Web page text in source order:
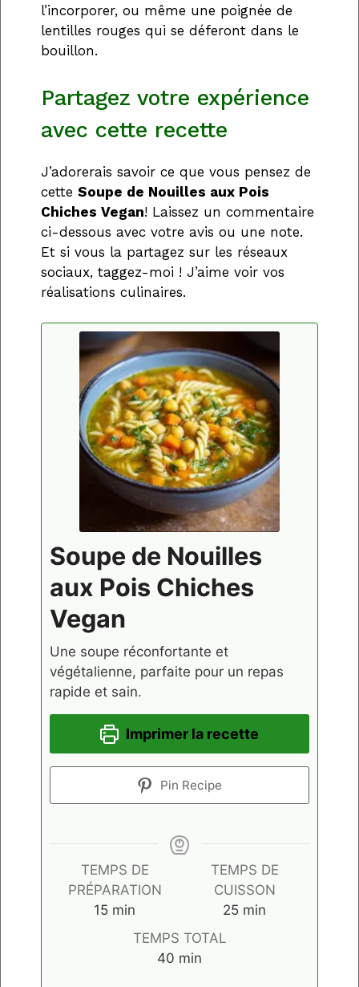
l’incorporer, ou même une poignée de
lentilles rouges qui se déferont dans le
bouillon.
Partagez votre expérience
avec cette recette
J’adorerais savoir ce que vous pensez de
cette Soupe de Nouilles aux Pois
Chiches Vegan! Laissez un commentaire
ci-dessous avec votre avis ou une note.
Et si vous la partagez sur les réseaux
sociaux, taggez-moi ! J’aime voir vos
réalisations culinaires.
Soupe de Nouilles
aux Pois Chiches
Vegan
Une soupe réconfortante et
végétalienne, parfaite pour un repas
rapide et sain.
Imprimer la recette
Pin Recipe
TEMPS DE
PRÉPARATION
15minutes
min
TEMPS DE
CUISSON
25minutes
min
TEMPS TOTAL
40 minutes
min